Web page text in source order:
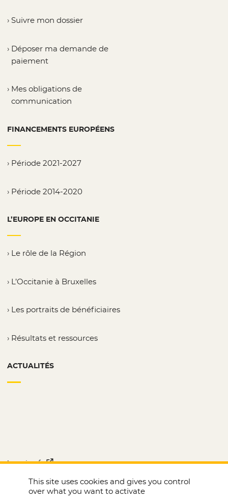
Suivre mon dossier
Déposer ma demande de
paiement
Mes obligations de
communication
FINANCEMENTS EUROPÉENS
Période 2021-2027
Période 2014-2020
L’EUROPE EN OCCITANIE
Le rôle de la Région
L’Occitanie à Bruxelles
Les portraits de bénéficiaires
Résultats et ressources
ACTUALITÉS
laregion.fr- Nouvelle fenêtre
Le Joli mois de l’Europe- Nouvelle fenêtre
This site uses cookies and gives you control
over what you want to activate